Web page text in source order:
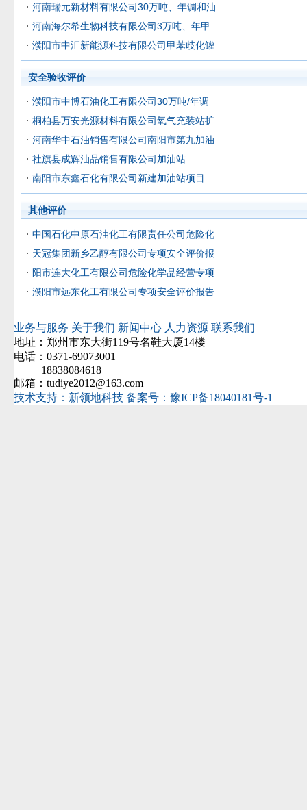
河南瑞元新材料有限公司30万吨、年调和油
河南海尔希生物科技有限公司3万吨、年甲
濮阳市中汇新能源科技有限公司甲苯歧化罐
安全验收评价
濮阳市中博石油化工有限公司30万吨/年调
桐柏县万安光源材料有限公司氧气充装站扩
河南华中石油销售有限公司南阳市第九加油
社旗县成辉油品销售有限公司加油站
南阳市东鑫石化有限公司新建加油站项目
其他评价
中国石化中原石油化工有限责任公司危险化
天冠集团新乡乙醇有限公司专项安全评价报
阳市连大化工有限公司危险化学品经营专项
濮阳市远东化工有限公司专项安全评价报告
业务与服务 关于我们 新闻中心 人力资源 联系我们
地址：郑州市东大街119号名鞋大厦14楼
电话：0371-69073001
18838084618
邮箱：tudiye2012@163.com
技术支持：新领地科技 备案号：豫ICP备18040181号-1